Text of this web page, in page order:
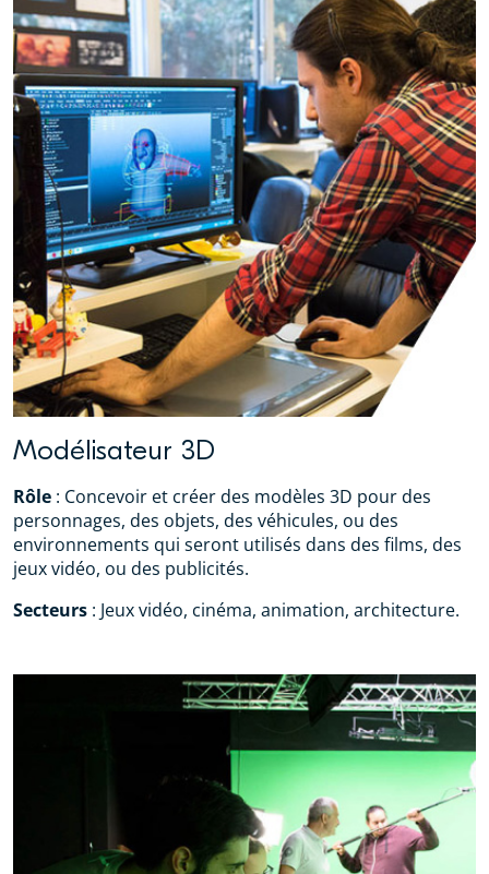
Modélisateur 3D
Rôle : Concevoir et créer des modèles 3D pour des
personnages, des objets, des véhicules, ou des
environnements qui seront utilisés dans des films, des
jeux vidéo, ou des publicités.
Secteurs : Jeux vidéo, cinéma, animation, architecture.